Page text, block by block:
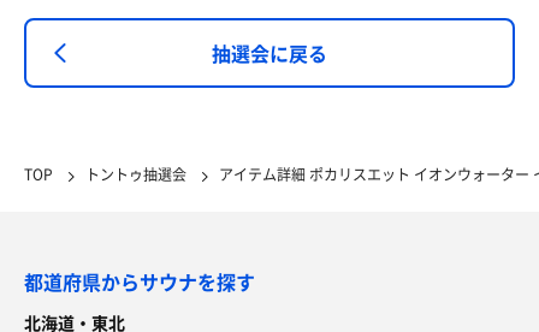
抽選会に戻る
TOP トントゥ抽選会 アイテム詳細 ポカリスエット イオンウォータ
都道府県からサウナを探す
北海道・東北